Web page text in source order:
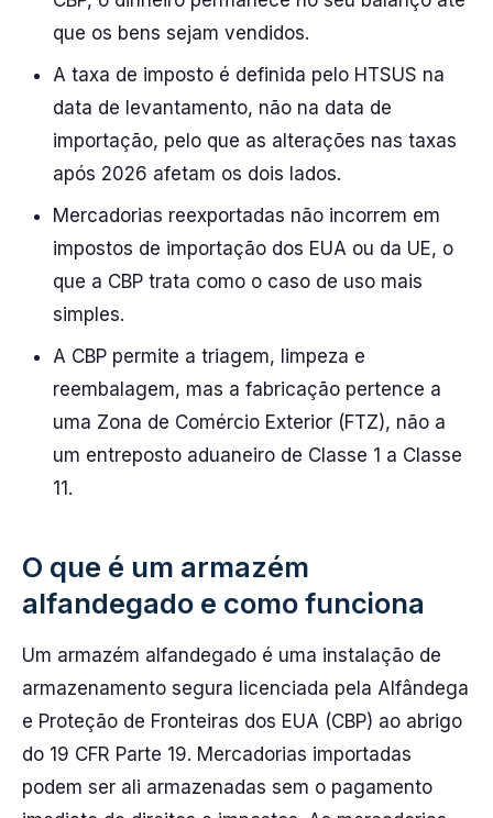
que os bens sejam vendidos.
A taxa de imposto é definida pelo HTSUS na
data de levantamento, não na data de
importação, pelo que as alterações nas taxas
após 2026 afetam os dois lados.
Mercadorias reexportadas não incorrem em
impostos de importação dos EUA ou da UE, o
que a CBP trata como o caso de uso mais
simples.
A CBP permite a triagem, limpeza e
reembalagem, mas a fabricação pertence a
uma Zona de Comércio Exterior (FTZ), não a
um entreposto aduaneiro de Classe 1 a Classe
11.
O que é um armazém
alfandegado e como funciona
Um armazém alfandegado é uma instalação de
armazenamento segura licenciada pela Alfândega
e Proteção de Fronteiras dos EUA (CBP) ao abrigo
do 19 CFR Parte 19. Mercadorias importadas
podem ser ali armazenadas sem o pagamento